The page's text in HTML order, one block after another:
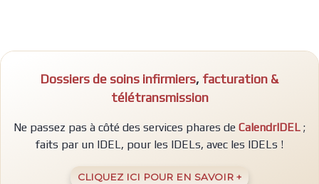
Dossiers de soins infirmiers, facturation &
télétransmission
Ne passez pas à côté des services phares de CalendrIDEL ;
faits par un IDEL, pour les IDELs, avec les IDELs !
CLIQUEZ ICI POUR EN SAVOIR +